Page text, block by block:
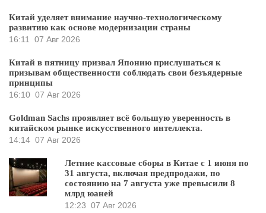
Китай уделяет внимание научно-технологическому
развитию как основе модернизации страны
16:11
07 Авг 2026
Китай в пятницу призвал Японию прислушаться к
призывам общественности соблюдать свои безъядерные
принципы
16:10 07 Авг 2026
Goldman Sachs проявляет всё большую уверенность в
китайском рынке искусственного интеллекта.
14:14 07 Авг 2026
Летние кассовые сборы в Китае с 1 июня по
31 августа, включая предпродажи, по
состоянию на 7 августа уже превысили 8
млрд юаней
12:23 07 Авг 2026